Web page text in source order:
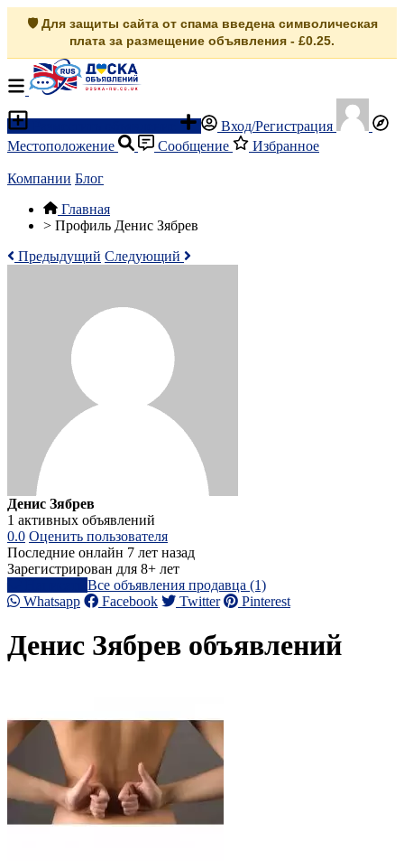
🛡️ Для защиты сайта от спама введена символическая
плата за размещение объявления - £0.25.
Вход/Регистрация
Местоположение
Сообщение Избранное
Компании Блог
Главная
> Профиль Денис Зябрев
Предыдущий Следующий
Денис Зябрев
1 активных объявлений
0.0 Оценить пользователя
Последние онлайн 7 лет назад
Зарегистрирован для 8+ лет
Все объявления продавца (1)
Whatsapp
Facebook Twitter Pinterest
Денис Зябрев объявлений